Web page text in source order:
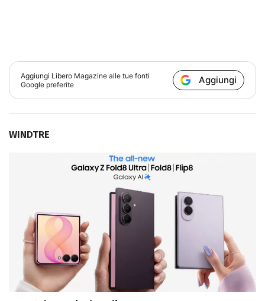
Aggiungi Libero Magazine alle tue fonti
Google preferite
Aggiungi
WINDTRE